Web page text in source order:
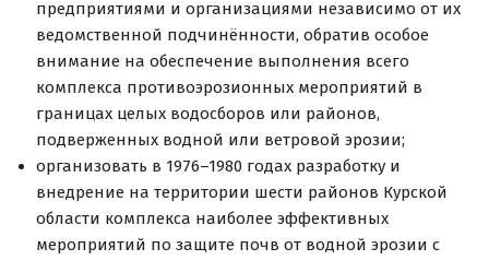
предприятиями и организациями независимо от их
ведомственной подчинённости, обратив особое
внимание на обеспечение выполнения всего
комплекса противоэрозионных мероприятий в
границах целых водосборов или районов,
подверженных водной или ветровой эрозии;
организовать в 1976–1980 годах разработку и
внедрение на территории шести районов Курской
области комплекса наиболее эффективных
мероприятий по защите почв от водной эрозии с